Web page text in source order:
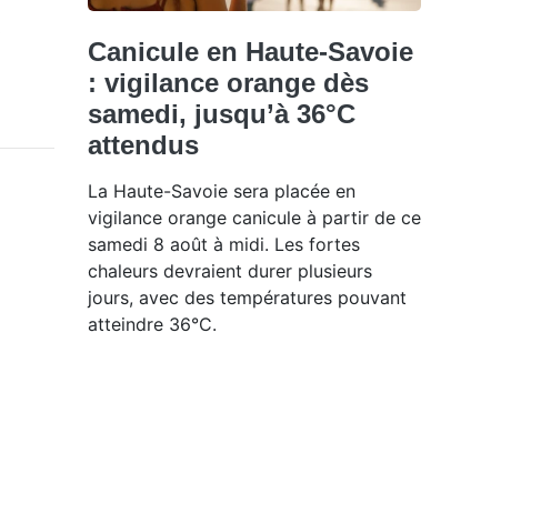
Canicule en Haute-Savoie
: vigilance orange dès
samedi, jusqu’à 36°C
attendus
La Haute-Savoie sera placée en
vigilance orange canicule à partir de ce
samedi 8 août à midi. Les fortes
chaleurs devraient durer plusieurs
jours, avec des températures pouvant
atteindre 36°C.